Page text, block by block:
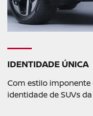
IDENTIDADE ÚNICA
Com estilo
identidade de SUVs